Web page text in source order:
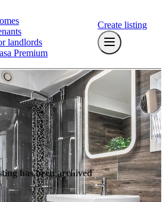
landlords
Premium
Create listing
has been archived